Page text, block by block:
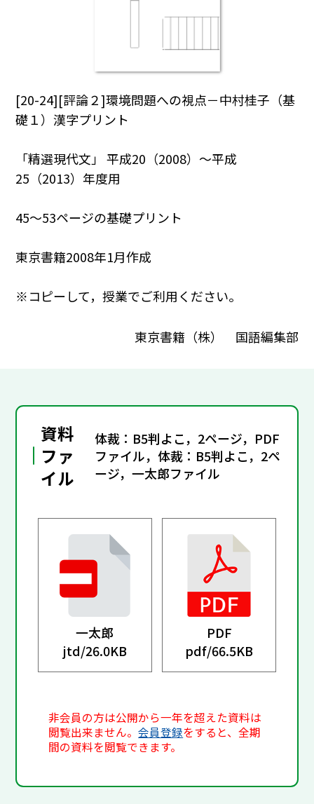
[20-24][評論２]環境問題への視点－中村桂子（基
礎１）漢字プリント
「精選現代文」 平成20（2008）～平成
25（2013）年度用
45～53ページの基礎プリント
東京書籍2008年1月作成
※コピーして，授業でご利用ください。
東京書籍（株） 国語編集部
資料
ファ
イル
体裁：B5判よこ，2ページ，PDF
ファイル，体裁：B5判よこ，2ペ
ージ，一太郎ファイル
一太郎
jtd/26.0KB
PDF
pdf/66.5KB
非会員の方は公開から一年を超えた資料は
閲覧出来ません。会員登録をすると、全期
間の資料を閲覧できます。